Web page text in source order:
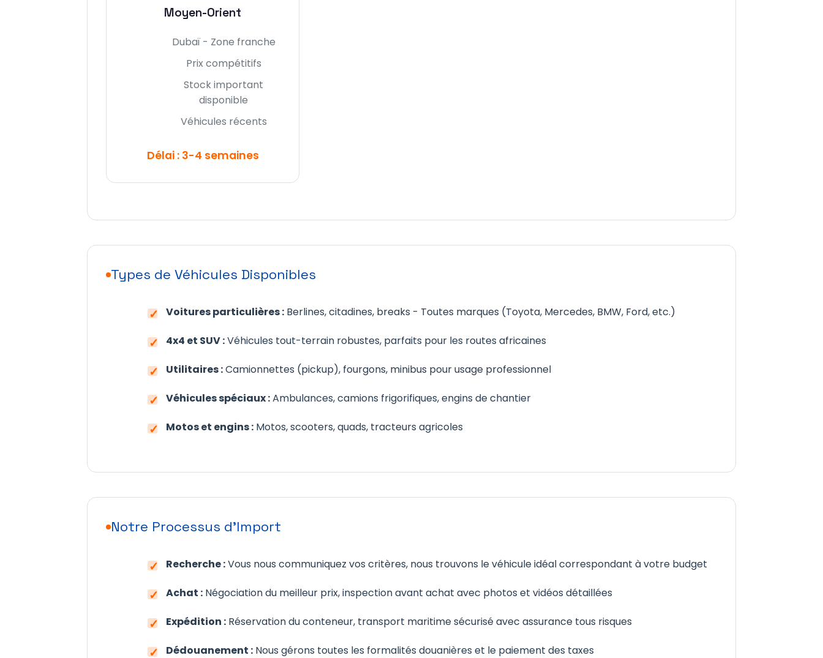
Moyen-Orient
Dubaï - Zone franche
Prix compétitifs
Stock important
disponible
Véhicules récents
Délai : 3-4 semaines
Types de Véhicules Disponibles
Voitures particulières : Berlines, citadines, breaks - Toutes marques (Toyota, Mercedes, BMW, Ford, etc.)
4x4 et SUV :Véhicules tout-terrain robustes, parfaits pour les routes africaines
Utilitaires :Camionnettes (pickup), fourgons, minibus pour usage professionnel
Véhicules spéciaux :Ambulances, camions frigorifiques, engins de chantier
Motos et engins : Motos, scooters, quads, tracteurs agricoles
Notre Processus d'Import
Recherche :Vous nous communiquez vos critères, nous trouvons le véhicule idéal correspondant à votre budget
Achat : Négociation du meilleur prix, inspection avant achat avec photos et vidéos détaillées
Expédition : Réservation du conteneur, transport maritime sécurisé avec assurance tous risques
Dédouanement : Nous gérons toutes les formalités douanières et le paiement des taxes